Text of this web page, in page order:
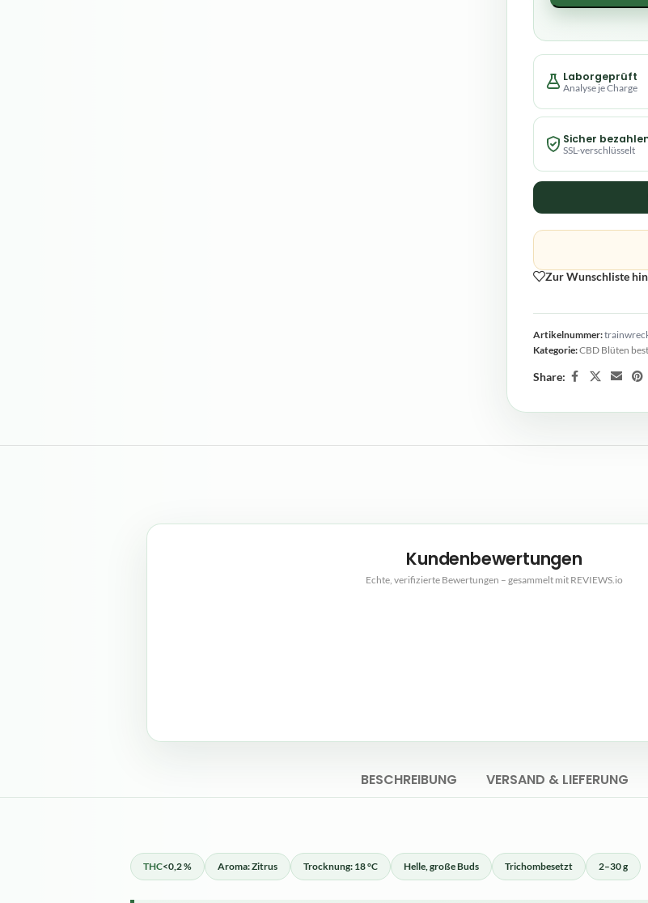
Laborgeprüft
Analyse je Charge
Sicher
SSL-verschlüsselt
Zur Wunschliste
Artikelnummer:
Kategorie:CBD Blüten
Share:
Kundenbewertungen
Echte, verifizierte Bewertungen – gesammelt mit REVIEWS.io
BESCHREIBUNG VERSAND & LIEFERUNG
THC<0,2 % Aroma: Zitrus Trocknung: 18 °C Helle, große Buds Trichombesetzt 2–30 g